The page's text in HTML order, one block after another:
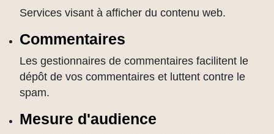
Services visant à afficher du contenu web.
Commentaires
Les gestionnaires de commentaires facilitent le
dépôt de vos commentaires et luttent contre le
spam.
Mesure d'audience